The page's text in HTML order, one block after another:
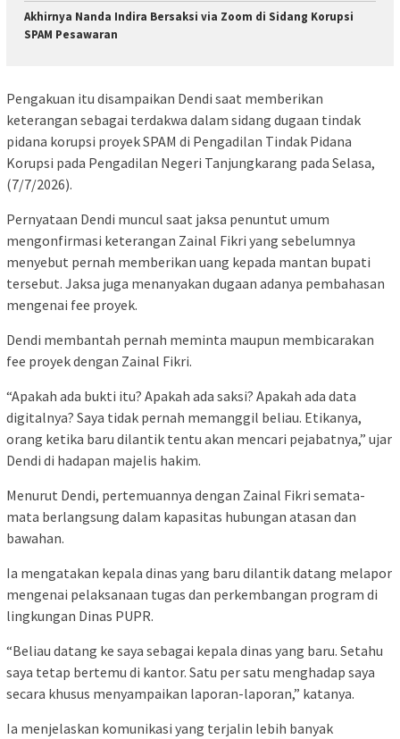
Akhirnya Nanda Indira Bersaksi via Zoom di Sidang Korupsi
SPAM Pesawaran
Pengakuan itu disampaikan Dendi saat memberikan
keterangan sebagai terdakwa dalam sidang dugaan tindak
pidana korupsi proyek SPAM di Pengadilan Tindak Pidana
Korupsi pada Pengadilan Negeri Tanjungkarang pada Selasa,
(7/7/2026).
Pernyataan Dendi muncul saat jaksa penuntut umum
mengonfirmasi keterangan Zainal Fikri yang sebelumnya
menyebut pernah memberikan uang kepada mantan bupati
tersebut. Jaksa juga menanyakan dugaan adanya pembahasan
mengenai fee proyek.
Dendi membantah pernah meminta maupun membicarakan
fee proyek dengan Zainal Fikri.
“Apakah ada bukti itu? Apakah ada saksi? Apakah ada data
digitalnya? Saya tidak pernah memanggil beliau. Etikanya,
orang ketika baru dilantik tentu akan mencari pejabatnya,” ujar
Dendi di hadapan majelis hakim.
Menurut Dendi, pertemuannya dengan Zainal Fikri semata-
mata berlangsung dalam kapasitas hubungan atasan dan
bawahan.
Ia mengatakan kepala dinas yang baru dilantik datang melapor
mengenai pelaksanaan tugas dan perkembangan program di
lingkungan Dinas PUPR.
“Beliau datang ke saya sebagai kepala dinas yang baru. Setahu
saya tetap bertemu di kantor. Satu per satu menghadap saya
secara khusus menyampaikan laporan-laporan,” katanya.
Ia menjelaskan komunikasi yang terjalin lebih banyak